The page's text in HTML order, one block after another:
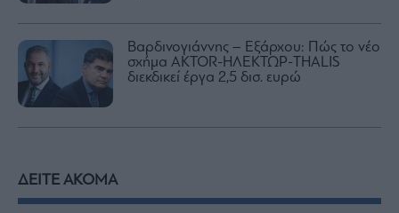
Βαρδινογιάννης – Εξάρχου: Πώς το νέο
σχήμα ΑKTOR-ΗΛΕΚΤΩΡ-THALIS
διεκδικεί έργα 2,5 δισ. ευρώ
ΔΕΙΤΕ ΑΚΟΜΑ